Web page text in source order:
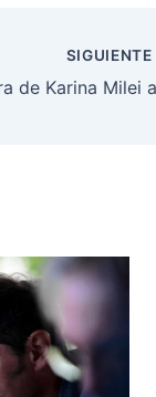
SIGUIENTE